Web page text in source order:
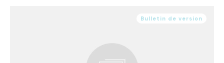
Bulletin de version